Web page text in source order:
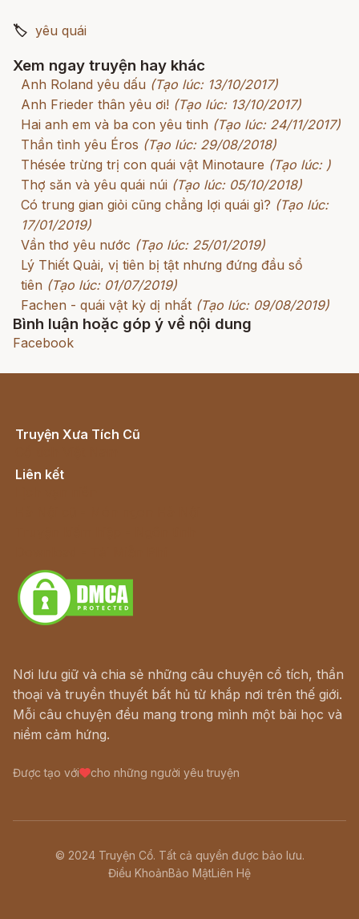
🏷 yêu quái
Xem ngay truyện hay khác
Anh Roland yêu dấu (Tạo lúc: 13/10/2017)
Anh Frieder thân yêu ơi! (Tạo lúc: 13/10/2017)
Hai anh em và ba con yêu tinh (Tạo lúc: 24/11/2017)
Thần tình yêu Éros (Tạo lúc: 29/08/2018)
Thésée trừng trị con quái vật Minotaure (Tạo lúc: )
Thợ săn và yêu quái núi (Tạo lúc: 05/10/2018)
Có trung gian giỏi cũng chẳng lợi quái gì? (Tạo lúc:
17/01/2019)
Vần thơ yêu nước (Tạo lúc: 25/01/2019)
Lý Thiết Quải, vị tiên bị tật nhưng đứng đầu sổ
tiên (Tạo lúc: 01/07/2019)
Fachen - quái vật kỳ dị nhất (Tạo lúc: 09/08/2019)
Bình luận hoặc góp ý về nội dung
Facebook
Truyện Xưa Tích Cũ
Liên kết
Nơi lưu giữ và chia sẻ những câu chuyện cổ tích, thần
thoại và truyền thuyết bất hủ từ khắp nơi trên thế giới.
Mỗi câu chuyện đều mang trong mình một bài học và
niềm cảm hứng.
Được tạo với cho những người yêu truyện
© 2024 Truyện Cổ. Tất cả quyền được bảo lưu.
Điều KhoảnBảo MậtLiên Hệ